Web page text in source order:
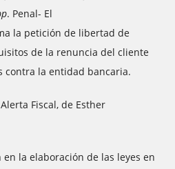
. Penal- El
la petición de libertad de
de la renuncia del cliente
contra la entidad bancaria.
Fiscal, de Esther
la elaboración de las leyes en